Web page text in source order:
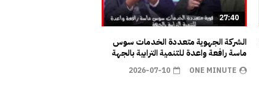
27:40
الشركة الجهوية متعددة الخدمات سوس
ماسة رافعة واعدة للتنمية الترابية بالجهة
ONE MINUTE
2026-07-10